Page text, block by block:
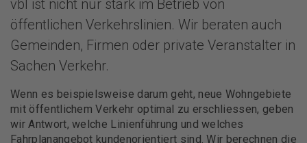
vbl ist nicht nur stark im Betrieb von
öffentlichen Verkehrslinien. Wir beraten auch
Gemeinden, Firmen oder private Veranstalter in
Sachen Verkehr.
Wenn es beispielsweise darum geht, neue Wohngebiete
mit öffentlichem Verkehr optimal zu erschliessen, geben
wir Antwort, welche Linienführung und welches
Fahrplanangebot kundenorientiert sind. Wir berechnen die